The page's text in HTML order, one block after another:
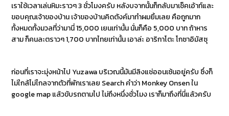
เราใช้เวลาเล่นหิมะราวๆ 3 ชั่วโมงครับ หลังบจากนั้นก็กลับมาเช็คเอ้าท์และ
ขอบคุณเจ้าของบ้าน เจ้าของบ้านคิดตังค์มาทำผมยิ้มเลย คือถูกมาก
ทั้งหมดทั้งมวลที่ว่ามานี่ 15,000 เยนเท่านั้น นั่นก็คือ 5,000 บาท ถ้าหาร
สาม ก็คนละตราวๆ 1,700 บาทไทยเท่านั้น เอาล่ะ อาริกาโตะ โกซาอิมัสซุ
ก่อนที่เราจะมุ่งหน้าไป Yuzawa บริเวณนี้มันมีลิงแช่ออนเซ้นอยู่ครับ ซึ่งก็
ไม่ใกล้ไม่ไกลจากตัวที่พักเราเลย Search คำว่า Monkey Onsen ใน
google map แล้วขับรถตามไป ไม่ถึงหนึ่งชั่วโมง เราก็มาถึงที่นี่แล้วครับ